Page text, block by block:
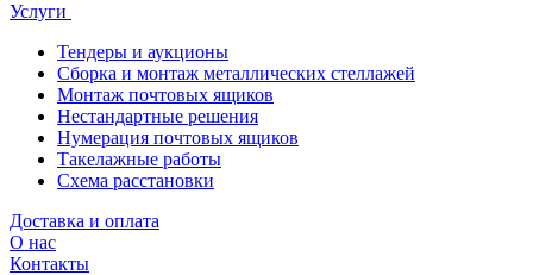
Услуги
Тендеры и аукционы
Сборка и монтаж металлических стеллажей
Монтаж почтовых ящиков
Нестандартные решения
Нумерация почтовых ящиков
Такелажные работы
Схема расстановки
Доставка и оплата
О нас
Контакты